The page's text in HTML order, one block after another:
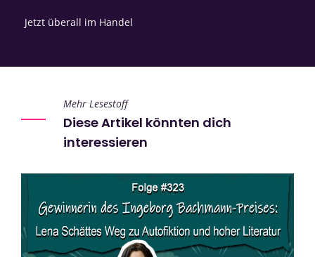
Jetzt überall im Handel
Mehr Lesestoff
Diese Artikel könnten dich
interessieren